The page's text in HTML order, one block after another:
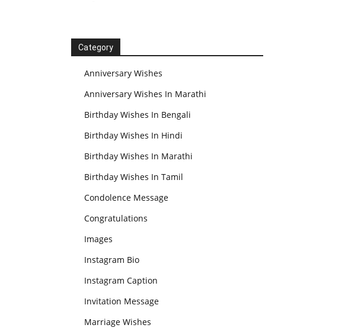
Category
Anniversary Wishes
Anniversary Wishes In Marathi
Birthday Wishes In Bengali
Birthday Wishes In Hindi
Birthday Wishes In Marathi
Birthday Wishes In Tamil
Condolence Message
Congratulations
Images
Instagram Bio
Instagram Caption
Invitation Message
Marriage Wishes